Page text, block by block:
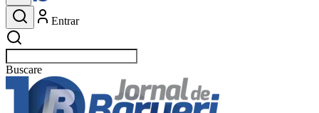
Entrar
Buscarn